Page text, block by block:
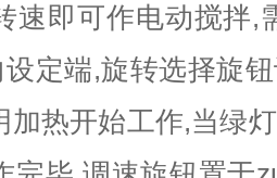
速即可作电动搅拌,
定端,旋转选择旋
加热开始工作,当绿